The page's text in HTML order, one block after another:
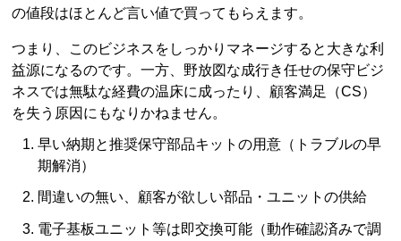
の値段はほとんど言い値で買ってもらえます。
つまり、このビジネスをしっかりマネージすると大きな利
益源になるのです。一方、野放図な成行き任せの保守ビジ
ネスでは無駄な経費の温床に成ったり、顧客満足（CS）
を失う原因にもなりかねません。
早い納期と推奨保守部品キットの用意（トラブルの早
期解消）
間違いの無い、顧客が欲しい部品・ユニットの供給
電子基板ユニット等は即交換可能（動作確認済みで調